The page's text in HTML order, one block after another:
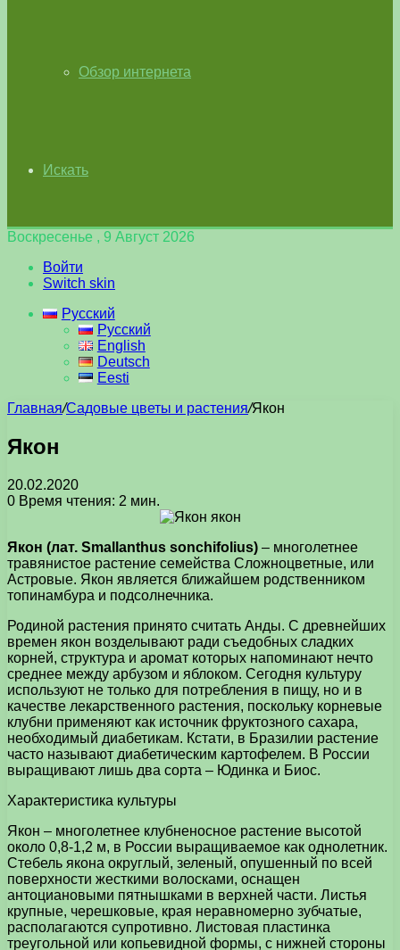
Обзор интернета
Искать
Воскресенье , 9 Август 2026
Войти
Switch skin
Русский
Русский
English
Deutsch
Eesti
Главная/Садовые цветы и растения/Якон
Якон
20.02.2020
0 Время чтения: 2 мин.
Якон (лат. Smallanthus sonchifolius) – многолетнее
травянистое растение семейства Сложноцветные, или
Астровые. Якон является ближайшем родственником
топинамбура и подсолнечника.
Родиной растения принято считать Анды. С древнейших
времен якон возделывают ради съедобных сладких
корней, структура и аромат которых напоминают нечто
среднее между арбузом и яблоком. Сегодня культуру
используют не только для потребления в пищу, но и в
качестве лекарственного растения, поскольку корневые
клубни применяют как источник фруктозного сахара,
необходимый диабетикам. Кстати, в Бразилии растение
часто называют диабетическим картофелем. В России
выращивают лишь два сорта – Юдинка и Биос.
Характеристика культуры
Якон – многолетнее клубненосное растение высотой
около 0,8-1,2 м, в России выращиваемое как однолетник.
Стебель якона округлый, зеленый, опушенный по всей
поверхности жесткими волосками, оснащен
антоциановыми пятнышками в верхней части. Листья
крупные, черешковые, края неравномерно зубчатые,
располагаются супротивно. Листовая пластинка
треугольной или копьевидной формы, с нижней стороны